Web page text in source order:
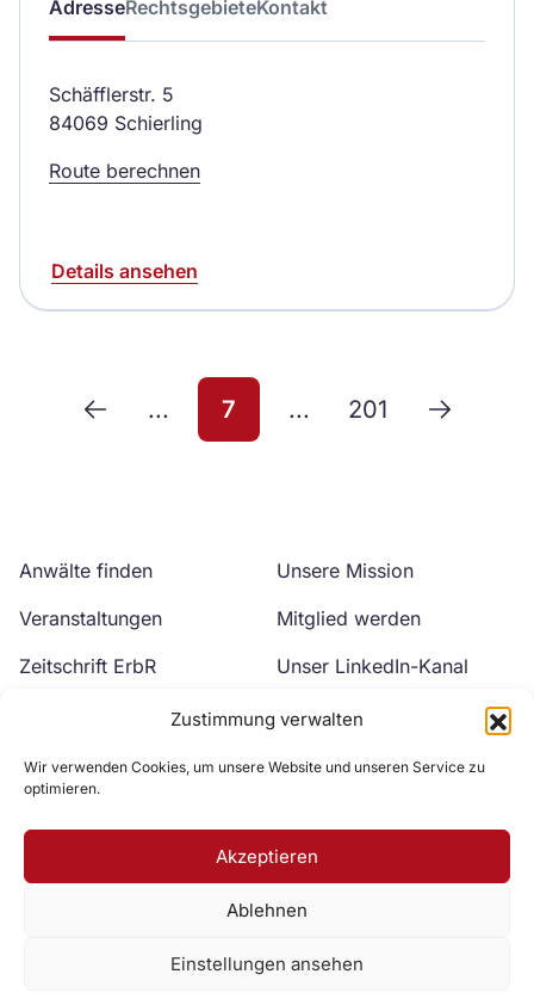
Zustimmung verwalten
Wir verwenden Cookies, um unsere Website und unseren Service zu
optimieren.
Akzeptieren
Ablehnen
Einstellungen ansehen
AdresseRechtsgebieteKontakt
Schäfflerstr. 5
84069 Schierling
Route berechnen
Details ansehen
... 7 ... 201
Anwälte finden
Veranstaltungen
Zeitschrift ErbR
Unsere Mission
Mitglied werden
Unser LinkedIn-Kanal
Unser YouTube-Kanal
Zur DAV Webseite